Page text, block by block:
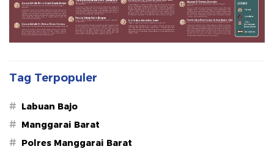
Tag Terpopuler
# Labuan Bajo
# Manggarai Barat
# Polres Manggarai Barat